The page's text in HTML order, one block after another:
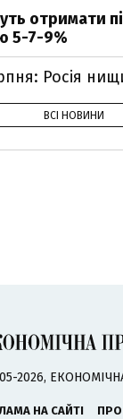
отримати
5-7-9%
Росія
ВСІ НОВИНИ
2026,
НА САЙТІ